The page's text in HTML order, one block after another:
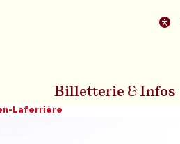
Aller au pied de la page
Billetterie & Infos
Laferrière